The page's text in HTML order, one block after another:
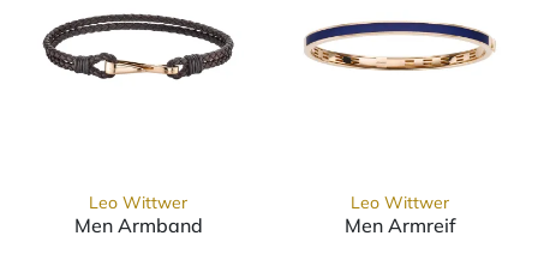
Leo Wittwer
Men Armband
Leo Wittwer
Men Armreif